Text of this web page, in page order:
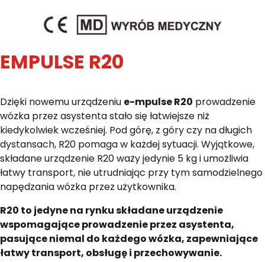
EMPULSE R20
Dzięki nowemu urządzeniu e-mpulse R20 prowadzenie
wózka przez asystenta stało się łatwiejsze niż
kiedykolwiek wcześniej. Pod górę, z góry czy na długich
dystansach, R20 pomaga w każdej sytuacji. Wyjątkowe,
składane urządzenie R20 waży jedynie 5 kg i umożliwia
łatwy transport, nie utrudniając przy tym samodzielnego
napędzania wózka przez użytkownika.
R20 to jedyne na rynku składane urządzenie
wspomagające prowadzenie przez asystenta,
pasujące niemal do każdego wózka, zapewniające
łatwy transport, obsługę i przechowywanie.